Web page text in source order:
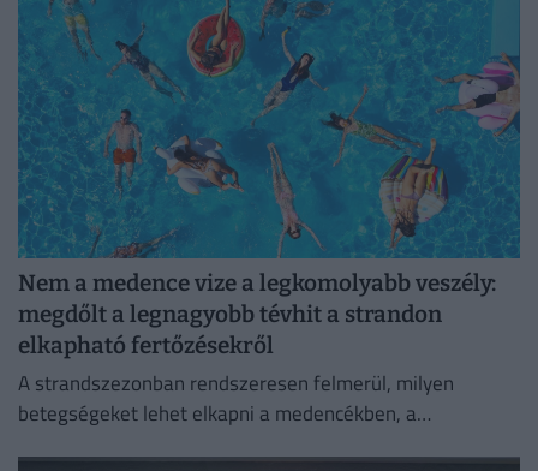
Nem a medence vize a legkomolyabb veszély:
megdőlt a legnagyobb tévhit a strandon
elkapható fertőzésekről
A strandszezonban rendszeresen felmerül, milyen
betegségeket lehet elkapni a medencékben, a